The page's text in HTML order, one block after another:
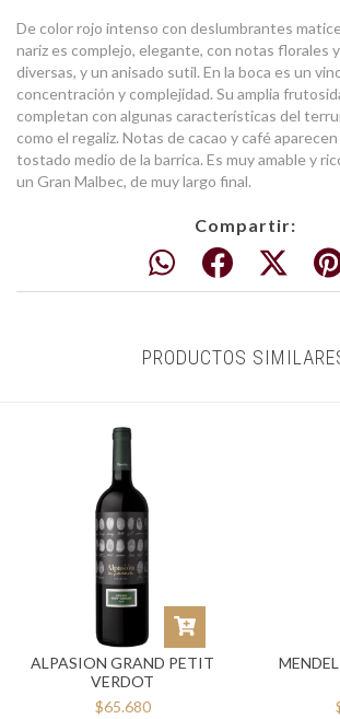
De color rojo intenso con deslumbrantes
nariz es complejo, elegante, con notas florales
diversas, y un anisado sutil. En la boca es un
concentración y complejidad. Su amplia
completan con algunas características del
como el regaliz. Notas de cacao y café
tostado medio de la barrica. Es muy amable y
un Gran Malbec, de muy largo final.
Compartir:
PRODUCTOS
ALPASION GRAND PETIT
VERDOT
$65.680